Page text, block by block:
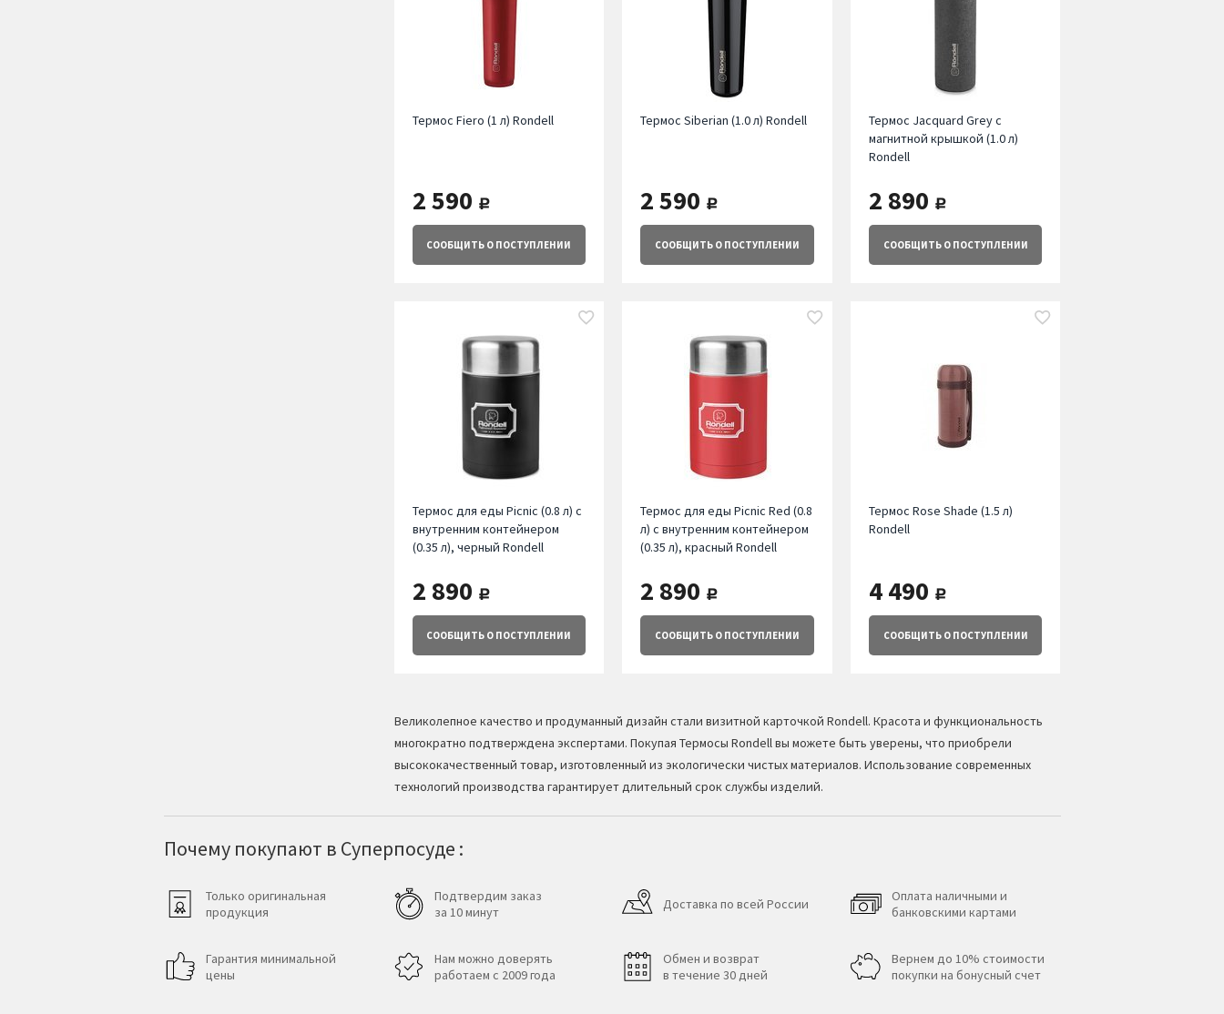
Термос Fiero (1 л) Rondell
2 590 руб.
СООБЩИТЬ О ПОСТУПЛЕНИИ
Термос Siberian (1.0 л) Rondell
2 590 руб.
СООБЩИТЬО ПОСТУПЛЕНИИ
Термос Jacquard Grey с
магнитной крышкой (1.0 л)
Rondell
2 890 руб.
СООБЩИТЬО ПОСТУПЛЕНИИ
Термос для еды Picnic (0.8 л) с
внутренним контейнером
(0.35 л), черный Rondell
2 890 руб.
СООБЩИТЬ О ПОСТУПЛЕНИИ
Термос для еды Picnic Red (0.8
л) с внутренним контейнером
(0.35 л), красный Rondell
2 890 руб.
СООБЩИТЬО ПОСТУПЛЕНИИ
Термос Rose Shade (1.5 л)
Rondell
4 490 руб.
СООБЩИТЬО ПОСТУПЛЕНИИ
Великолепное качество и продуманный дизайн стали визитной карточкой Rondell. Красота и функциональность
многократно подтверждена экспертами. Покупая Термосы Rondell вы можете быть уверены, что приобрели
высококачественный товар, изготовленный из экологически чистых материалов. Использование современных
технологий производства гарантирует длительный срок службы изделий.
Почему покупают в Суперпосуде :
Только оригинальная
продукция
Гарантия минимальной
цены
Подтвердим заказ
за 10 минут
Нам можно доверять
работаем с 2009 года
Доставка по всей России
Обмен и возврат
в течение 30 дней
Оплата наличными и
банковскими картами
Вернем до 10% стоимости
покупки на бонусный счет